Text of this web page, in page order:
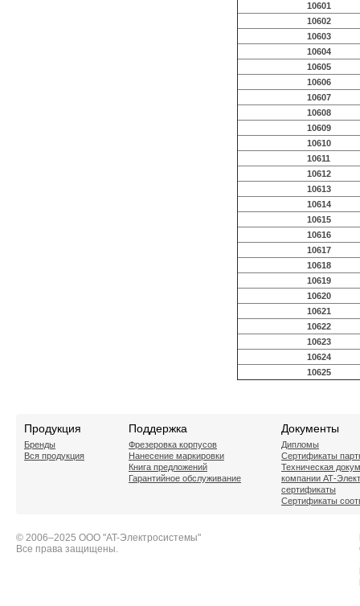
10601
10602
10603
10604
10605
10606
10607
10608
10609
10610
10611
10612
10613
10614
10615
10616
10617
10618
10619
10620
10621
10622
10623
10624
10625
Продукция
Бренды
Вся продукция
Поддержка
Фрезеровка корпусов
Нанесение маркировки
Книга предложений
Гарантийное обслуживание
Документы
Дипломы
Сертификаты
Техническая
компании АТ-
сертификаты
Сертификаты
© 2006–2025 ООО "AT-Электросистемы"
Все права защищены.